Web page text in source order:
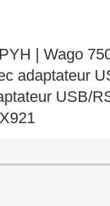
| Wago
adaptateur
USB/